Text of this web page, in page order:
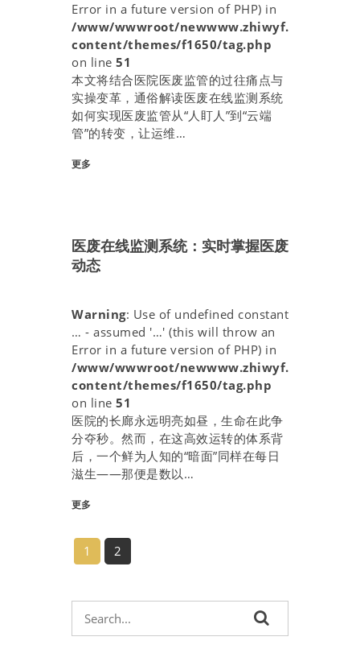
Error in a future version of PHP) in
/www/wwwroot/newwww.zhiwyf.com/wp-
content/themes/f1650/tag.php
on line 51
本文将结合医院医废监管的过往痛点与
实操变革，通俗解读医废在线监测系统
如何实现医废监管从“人盯人”到“云端
管”的转变，让运维…
更多
- 2 月.
医废在线监测系统：实时掌握医废
动态
Warning: Use of undefined constant
… - assumed '…' (this will throw an
Error in a future version of PHP) in
/www/wwwroot/newwww.zhiwyf.com/wp-
content/themes/f1650/tag.php
on line 51
医院的长廊永远明亮如昼，生命在此争
分夺秒。然而，在这高效运转的体系背
后，一个鲜为人知的“暗面”同样在每日
滋生——那便是数以…
更多
1 2